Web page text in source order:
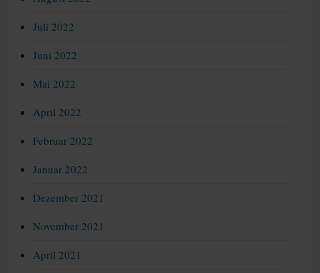
Juli 2022
Juni 2022
Mai 2022
April 2022
Februar 2022
Januar 2022
Dezember 2021
November 2021
April 2021